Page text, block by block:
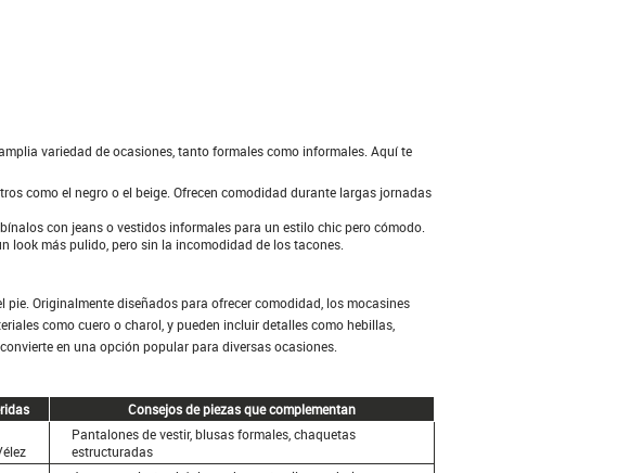
variedad de ocasiones, tanto formales como informales. Aquí te
como el negro o el beige. Ofrecen comodidad durante largas jornadas
con jeans o vestidos informales para un estilo chic pero cómodo.
look más pulido, pero sin la incomodidad de los tacones.
Originalmente diseñados para ofrecer comodidad, los mocasines
como cuero o charol, y pueden incluir detalles como hebillas,
en una opción popular para diversas ocasiones.
Consejos de piezas que complementan
Pantalones de vestir, blusas formales, chaquetas
estructuradas